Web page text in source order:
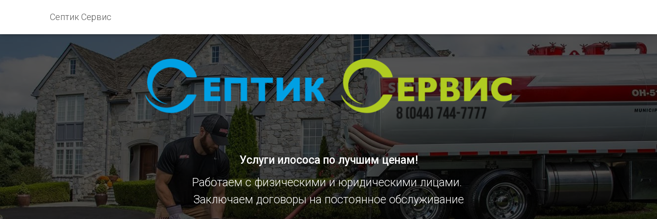
Септик Сервис
Услуги илососа по лучшим ценам!
Работаем с физическими и юридическими лицами.
Заключаем договоры на постоянное обслуживание